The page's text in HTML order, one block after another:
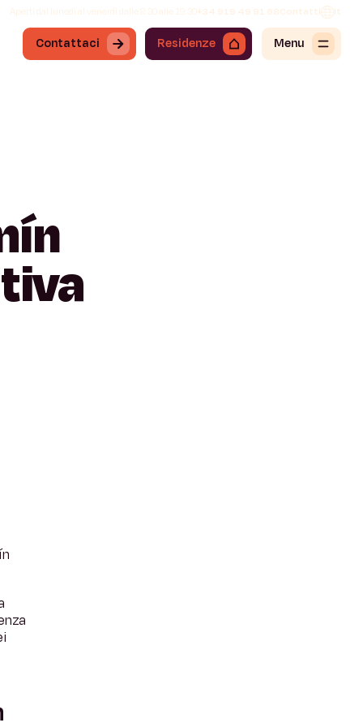
Aperti dal lunedì al venerdì dalle 8:30 alle 19:30+34 919 49 91 68Contatti It
Contattaci Residenze Menu